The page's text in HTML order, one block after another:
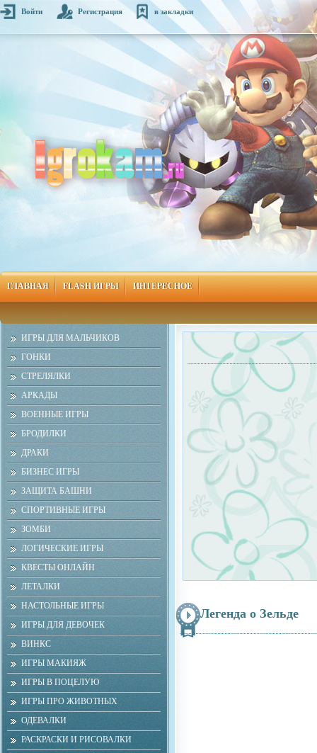
Войти Регистрация в закладки
ГЛАВНАЯ FLASH ИГРЫ ИНТЕРЕСНОЕ
ИГРЫ ДЛЯ МАЛЬЧИКОВ
ГОНКИ
СТРЕЛЯЛКИ
АРКАДЫ
ВОЕННЫЕ ИГРЫ
БРОДИЛКИ
ДРАКИ
БИЗНЕС ИГРЫ
ЗАЩИТА БАШНИ
СПОРТИВНЫЕ ИГРЫ
ЗОМБИ
ЛОГИЧЕСКИЕ ИГРЫ
КВЕСТЫ ОНЛАЙН
ЛЕТАЛКИ
НАСТОЛЬНЫЕ ИГРЫ
ИГРЫ ДЛЯ ДЕВОЧЕК
ВИНКС
ИГРЫ МАКИЯЖ
ИГРЫ В ПОЦЕЛУЮ
ИГРЫ ПРО ЖИВОТНЫХ
ОДЕВАЛКИ
РАСКРАСКИ И РИСОВАЛКИ
Легенда о Зельде